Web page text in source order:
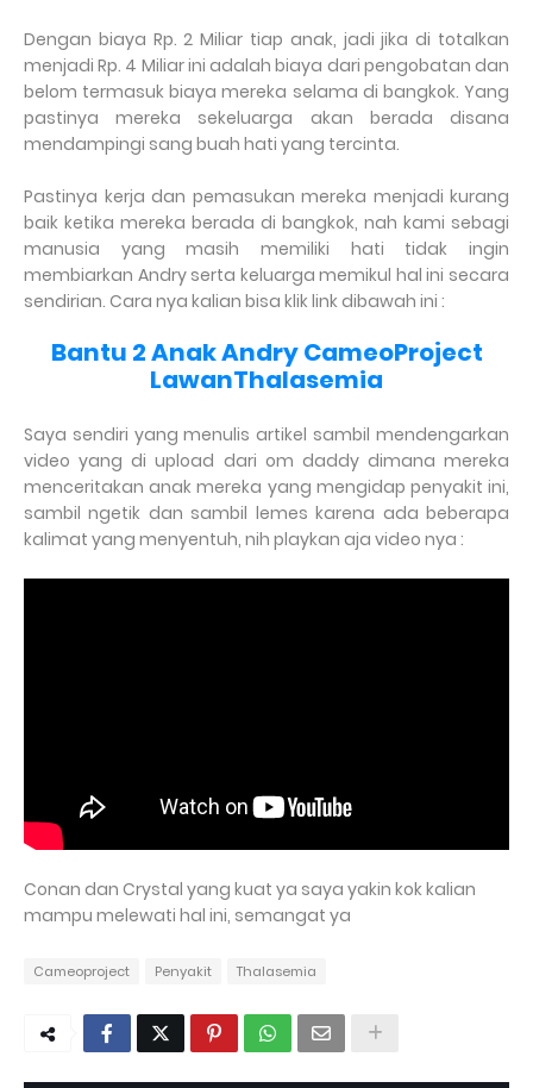
Dengan biaya Rp. 2 Miliar tiap anak, jadi jika di totalkan
menjadi Rp. 4 Miliar ini adalah biaya dari pengobatan dan
belom termasuk biaya mereka selama di bangkok. Yang
pastinya mereka sekeluarga akan berada disana
mendampingi sang buah hati yang tercinta.
Pastinya kerja dan pemasukan mereka menjadi kurang
baik ketika mereka berada di bangkok, nah kami sebagi
manusia yang masih memiliki hati tidak ingin
membiarkan Andry serta keluarga memikul hal ini secara
sendirian. Cara nya kalian bisa klik link dibawah ini :
Bantu 2 Anak Andry CameoProject
LawanThalasemia
Saya sendiri yang menulis artikel sambil mendengarkan
video yang di upload dari om daddy dimana mereka
menceritakan anak mereka yang mengidap penyakit ini,
sambil ngetik dan sambil lemes karena ada beberapa
kalimat yang menyentuh, nih playkan aja video nya :
Conan dan Crystal yang kuat ya saya yakin kok kalian
mampu melewati hal ini, semangat ya
Cameoproject Penyakit Thalasemia